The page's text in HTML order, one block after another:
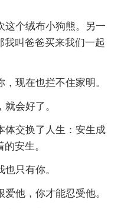
这个绒布小狗熊。另一
我叫爸爸买来我们一起
现在也拦不住家明。
会好了。
体交换了人生：安生成
安生。
只有你。
他，你才能忍受他。